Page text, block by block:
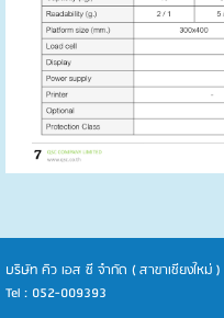
บริษัท คิว เอส ซี จำกัด ( สาขาเชียงใหม่ )
Tel : 052-009393